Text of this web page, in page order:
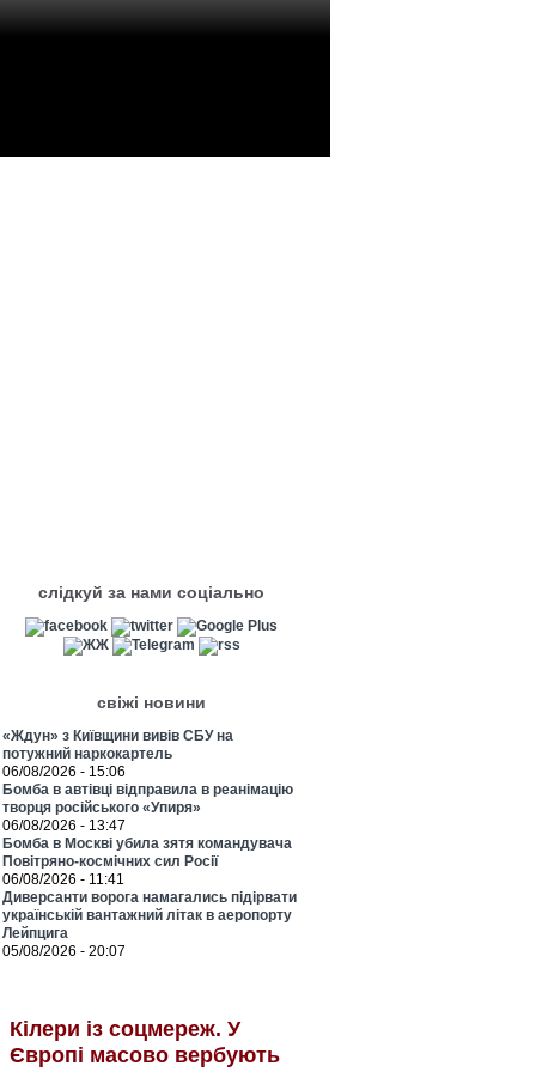
слідкуй за нами соціально
свіжі новини
«Ждун» з Київщини вивів СБУ на
потужний наркокартель
06/08/2026 - 15:06
Бомба в автівці відправила в реанімацію
творця російського «Упиря»
06/08/2026 - 13:47
Бомба в Москві убила зятя командувача
Повітряно-космічних сил Росії
06/08/2026 - 11:41
Диверсанти ворога намагались підірвати
українській вантажний літак в аеропорту
Лейпцига
05/08/2026 - 20:07
Кілери із соцмереж. У
Європі масово вербують